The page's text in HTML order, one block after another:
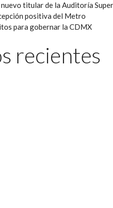
titular de la Auditoría
positiva del Metro
para gobernar la CDMX
recientes